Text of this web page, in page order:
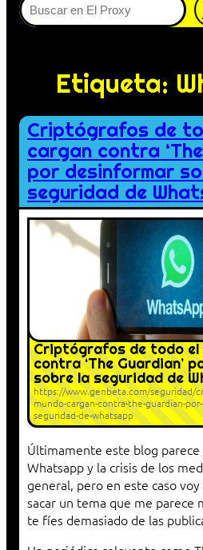
Etiqueta:
Criptógrafos de
cargan contra
por desinformar
seguridad de
Criptógrafos de todo el
contra ‘The Guardian’
sobre la seguridad de
https://www.genbeta.com/seguridad/
mundo-cargan-contra-the-guardian-
seguridad-de-whatsapp
Últimamente este blog parece
Whatsapp y la crisis de los
general, pero en este caso
sacar un tema que me parece
te fíes demasiado de las